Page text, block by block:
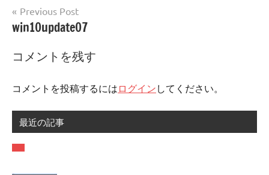
投
稿
ナ
ゲ
ー
シ
ョ
ン
Previous Post
win10update07
コメントを残す
コメントを投稿するには ログイン してください。
最近の記事